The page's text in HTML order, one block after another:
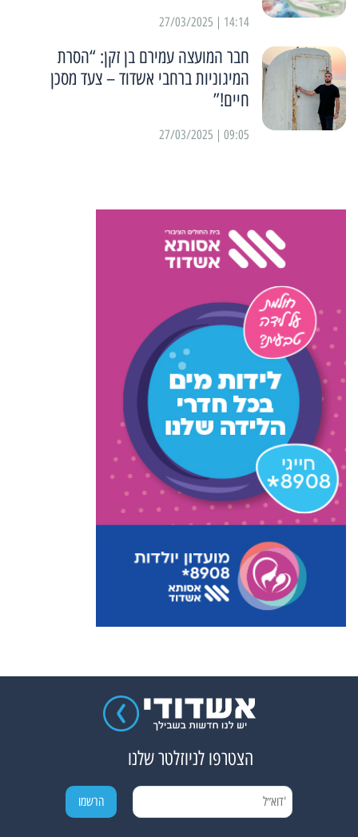
14:14 | 27/03/2025
חבר המועצה עמירם בן זקן: “הסרת
המיגוניות ברחבי אשדוד – צעד מסכן
חיים!”
09:05 | 27/03/2025
הצטרפו לניוזלטר שלנו